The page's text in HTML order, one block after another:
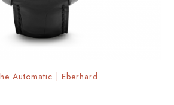
Automatic | Eberhard